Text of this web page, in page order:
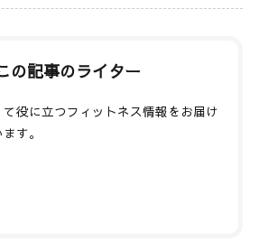
の記事のライター
て役に立つフィットネス情報をお届け
す。